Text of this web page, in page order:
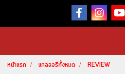
หน้าแรก แกลลอรี่ทั้งหมด REVIEW